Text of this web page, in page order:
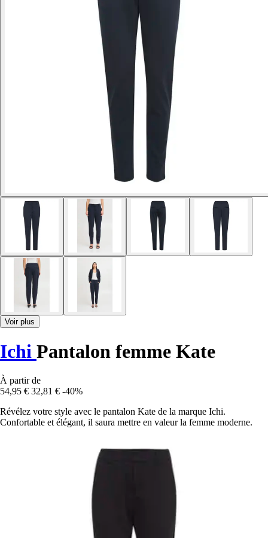
Voir plus
Ichi Pantalon femme Kate
À partir de
54,95 € 32,81 € -40%
Révélez votre style avec le pantalon Kate de la marque Ichi.
Confortable et élégant, il saura mettre en valeur la femme moderne.